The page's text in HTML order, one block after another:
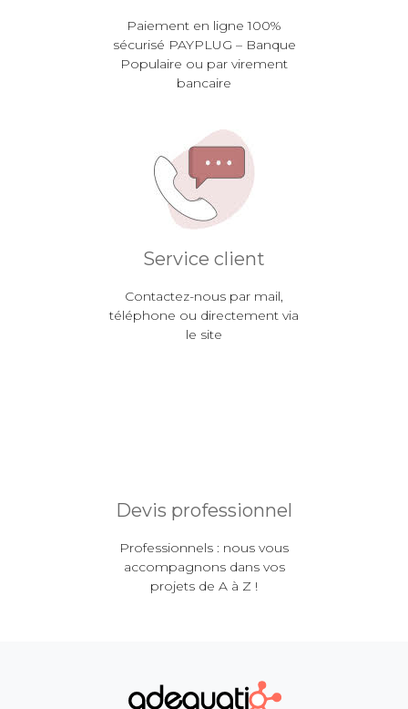
Paiement en ligne 100%
sécurisé PAYPLUG – Banque
Populaire ou par virement
bancaire
Service client
Contactez-nous par mail,
téléphone ou directement via
le site
Devis professionnel
Professionnels : nous vous
accompagnons dans vos
projets de A à Z !